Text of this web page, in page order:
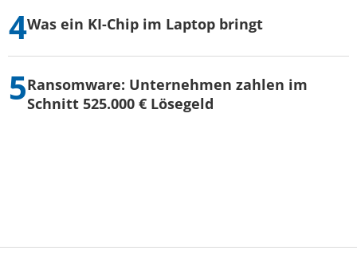
Was ein KI-Chip im Laptop bringt
Ransomware: Unternehmen zahlen im
Schnitt 525.000 € Lösegeld